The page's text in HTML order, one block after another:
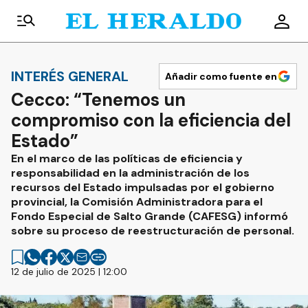
INTERÉS GENERAL Añadir como fuente en
Cecco: “Tenemos un
compromiso con la eficiencia del
Estado”
En el marco de las políticas de eficiencia y
responsabilidad en la administración de los
recursos del Estado impulsadas por el gobierno
provincial, la Comisión Administradora para el
Fondo Especial de Salto Grande (CAFESG) informó
sobre su proceso de reestructuración de personal.
12 de julio de 2025 | 12:00